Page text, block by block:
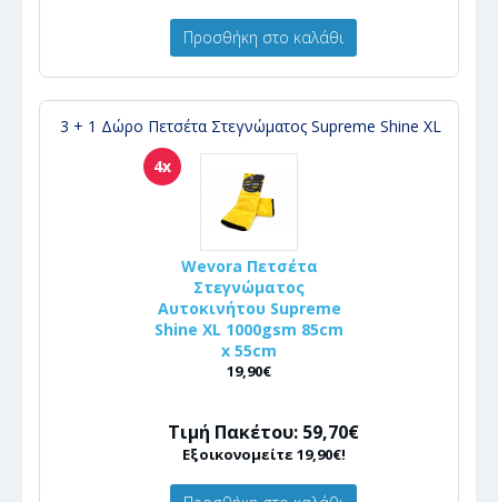
Προσθήκη στο καλάθι
3 + 1 Δώρο Πετσέτα Στεγνώματος Supreme Shine XL
4x
Wevora Πετσέτα
Στεγνώματος
Αυτοκινήτου Supreme
Shine XL 1000gsm 85cm
x 55cm
19,90€
Τιμή Πακέτου: 59,70€
Εξοικονομείτε 19,90€!